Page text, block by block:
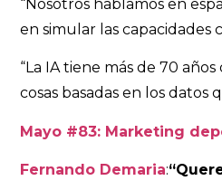
“Nosotros hablamos en
en simular las capacidades
“La IA tiene más de 70
cosas basadas en los
Mayo #83: Marketing
Fernando Demaria: